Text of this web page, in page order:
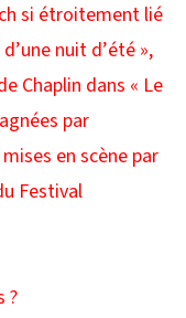
si étroitement lié
nuit d’été »,
Chaplin dans « Le
par
en scène par
Festival
?